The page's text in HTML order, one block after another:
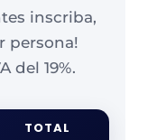
inscriba,
persona!
del 19%.
TOTAL